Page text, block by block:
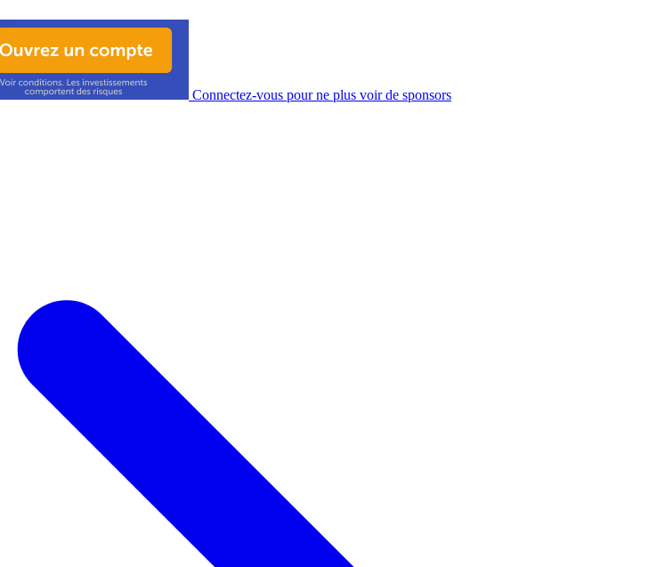
Connectez-vous pour ne plus voir de sponsors